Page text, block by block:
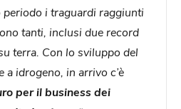
periodo i traguardi raggiunti
tanti, inclusi due record
terra. Con lo sviluppo del
idrogeno, in arrivo c’è
per il business dei